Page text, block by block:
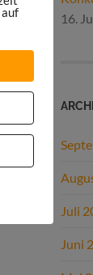
16.
Juli
Juni